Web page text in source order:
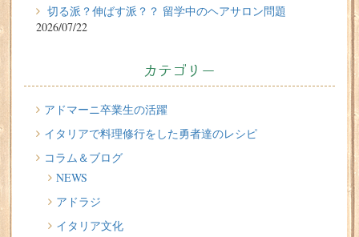
石畳がキャンバスに！イタリアの路上絵師「マドンナー
リ」
切る派？伸ばす派？？ 留学中のヘアサロン問題
2026/07/20
イタリア人はどんなジェラートを食べる？
2026/07/17
イタリアが誇る3人の天才芸術家 その傑作を見に行こう！
2026/07/16
味わってみたい！魚介の「ごった煮」 リヴォルノの
切る派？伸ばす派？？ 留学中のヘアサロン問題
2026/07/22
カテゴリー
アドマーニ卒業生の活躍
イタリアで料理修行をした勇者達のレシピ
コラム＆ブログ
NEWS
アドラジ
イタリア文化